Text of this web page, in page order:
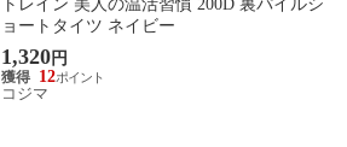
トレイン 美人の温活習慣 200D 裏パイルシ
ョートタイツ ネイビー
1,320円
12
コジマ